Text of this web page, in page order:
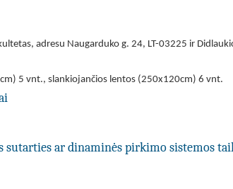
adresu Naugarduko g. 24, LT-03225 ir
5 vnt., slankiojančios lentos (250x120cm) 6 vnt.
sutarties ar dinaminės pirkimo sistemos